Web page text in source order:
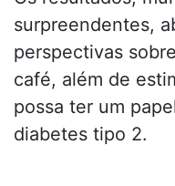
surpreendentes,
perspectivas
café, além de
possa ter um
diabetes tipo 2.